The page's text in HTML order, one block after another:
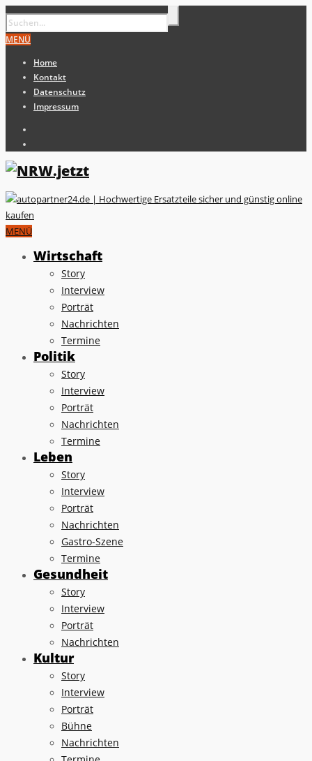
MENÜ
Home
Kontakt
Datenschutz
Impressum
MENÜ
Wirtschaft
Story
Interview
Porträt
Nachrichten
Termine
Politik
Story
Interview
Porträt
Nachrichten
Termine
Leben
Story
Interview
Porträt
Nachrichten
Gastro-Szene
Termine
Gesundheit
Story
Interview
Porträt
Nachrichten
Kultur
Story
Interview
Porträt
Bühne
Nachrichten